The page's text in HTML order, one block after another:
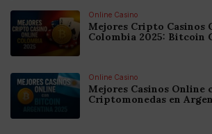
Online Casino
Mejores Cripto Casinos
Colombia 2025: Bitcoin
Online Casino
Mejores Casinos Online
Criptomonedas en